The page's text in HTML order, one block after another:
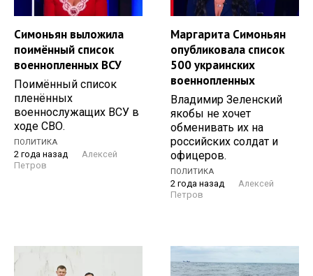
Симоньян выложила
поимённый список
военнопленных ВСУ
Поимённый список
пленённых
военнослужащих ВСУ в
ходе СВО.
ПОЛИТИКА
2 года назад
Алексей
Петров
Маргарита Симоньян
опубликовала список
500 украинских
военнопленных
Владимир Зеленский
якобы не хочет
обменивать их на
российских солдат и
офицеров.
ПОЛИТИКА
2 года назад
Алексей
Петров